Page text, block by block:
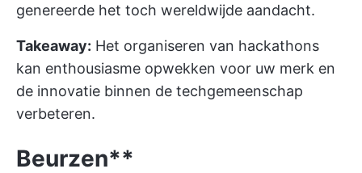
genereerde het toch wereldwijde aandacht.
Takeaway: Het organiseren van hackathons
kan enthousiasme opwekken voor uw merk en
de innovatie binnen de techgemeenschap
verbeteren.
Beurzen**